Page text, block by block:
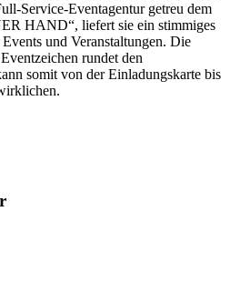
Service-Eventagentur getreu dem
HAND“, liefert sie ein stimmiges
und Veranstaltungen. Die
rundet den
somit von der Einladungskarte bis